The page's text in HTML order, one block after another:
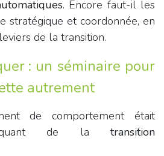
. Encore faut-il les
stratégique et coordonnée, en
de la transition.
: un séminaire pour
autrement
de comportement était
de la transition